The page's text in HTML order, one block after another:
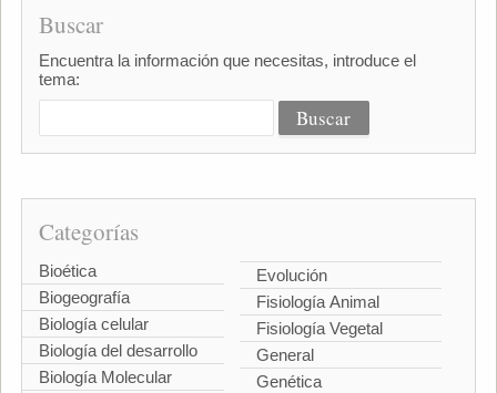
Buscar
Encuentra la información que necesitas, introduce el
tema:
Categorías
Bioética
Biogeografía
Biología celular
Biología del desarrollo
Biología Molecular
Evolución
Fisiología Animal
Fisiología Vegetal
General
Genética